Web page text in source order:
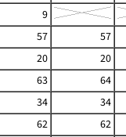
9
57 57
20 20
63 64
34 34
62 62